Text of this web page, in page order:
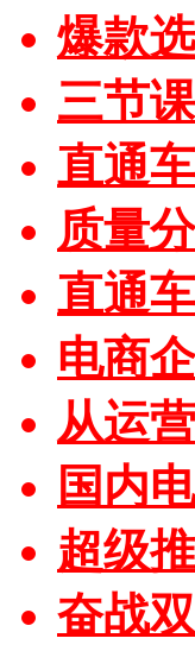
爆款
三节
直通
质量
直通
电商
从运
国内
超级
奋战